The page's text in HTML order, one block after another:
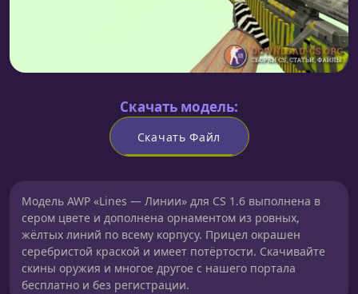
Скачать модель:
Скачать Файл
Модель AWP «Lines — Линии» для CS 1.6 выполнена в
сером цвете и дополнена орнаментом из ровных,
жёлтых линий по всему корпусу. Прицел окрашен
серебристой краской и имеет потёртости. Скачивайте
скины оружия и многое другое с нашего портала
бесплатно и без регистрации.